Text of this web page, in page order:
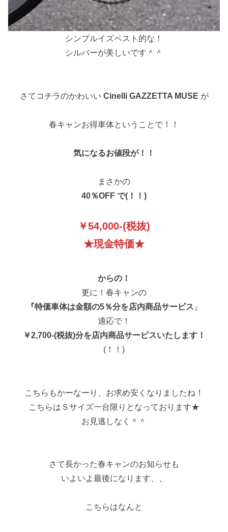
シンプルイズベスト的な！
シルバーが美しいです＾＾
さてコチラのかわいい Cinelli GAZZETTA MUSE が
春キャンお得車体ということで！！
気になるお値段が！！
まさかの
40％OFF で(！！)
￥54,000-(税抜)
★現金特価★
からの！
更に！春キャンの
『特価車体は金額の5％分を店内商品サービス 』
適応で！
￥2,700-(税抜)分を店内商品サービスいたします！
(！！)
こちらもかーなーり、お求め安くなりましたね！
こちらはＳサイズ一台限りとなっております★
お見逃しなく＾＾
さて長かった春キャンのお知らせも
いよいよ最後になります、、
こちらはなんと